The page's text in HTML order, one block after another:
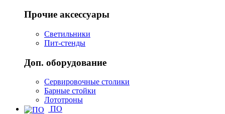
Прочие аксессуары
Светильники
Пит-стенды
Доп. оборудование
Сервировочные столики
Барные стойки
Лототроны
ПО